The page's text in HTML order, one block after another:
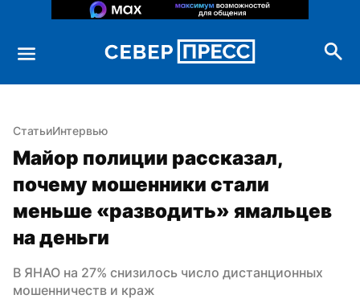
СтатьиИнтервью
Майор полиции рассказал,
почему мошенники стали
меньше «разводить» ямальцев
на деньги
В ЯНАО на 27% снизилось число дистанционных
мошенничеств и краж